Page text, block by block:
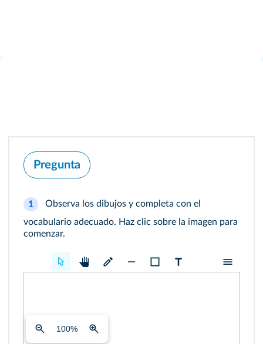
Pregunta
1
Observa los dibujos y completa con el
vocabulario adecuado. Haz clic sobre la imagen para
comenzar.
100%